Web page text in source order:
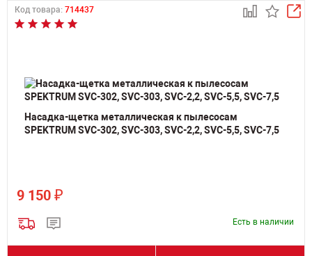
Код товара: 714437
Насадка-щетка металлическая к пылесосам
SPEKTRUM SVC-302, SVC-303, SVC-2,2, SVC-5,5, SVC-7,5
9 150 ₽
Есть в наличии